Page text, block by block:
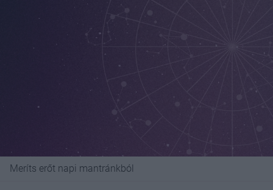
Meríts erőt napi mantránkból